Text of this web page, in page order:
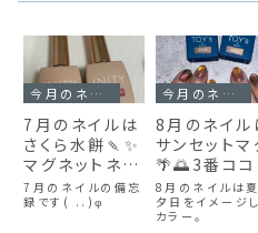
今月のネイル
7月のネイルは
さくら水餅🍡✨
マグネットネイ
ルデビュー
7月のネイルの備忘
録です( ..)φ
今月のネイル
8月のネイル
サンセットマ
🌴🌅3番ココ
5番アルバ
8月のネイルは
夕日をイメージ
カラー。